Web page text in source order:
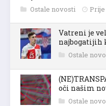
Ostale novosti Prije
Vatreni je
najbogatijih
Ostale
oči našim
Ostale